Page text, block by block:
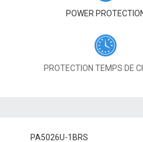
POWER
PROTECTION TEMPS DE
PA5026U-1BRS